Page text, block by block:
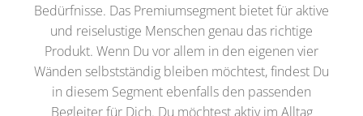
Bedürfnisse. Das Premiumsegment bietet für aktive
und reiselustige Menschen genau das richtige
Produkt. Wenn Du vor allem in den eigenen vier
Wänden selbstständig bleiben möchtest, findest Du
in diesem Segment ebenfalls den passenden
Begleiter für Dich. Du möchtest aktiv im Alltag